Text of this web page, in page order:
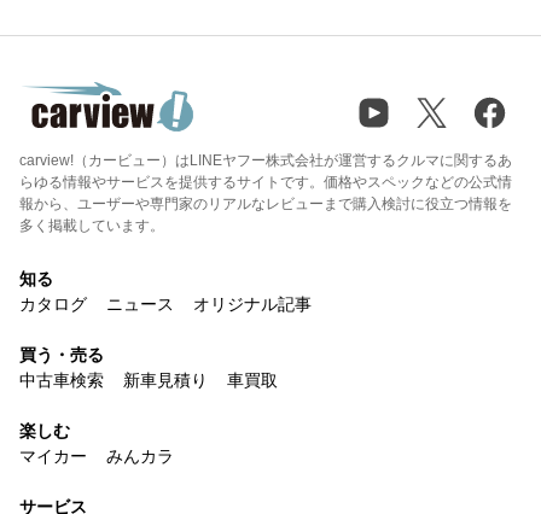
carview!（カービュー）はLINEヤフー株式会社が運営するクルマに関するあ
らゆる情報やサービスを提供するサイトです。価格やスペックなどの公式情
報から、ユーザーや専門家のリアルなレビューまで購入検討に役立つ情報を
多く掲載しています。
知る
カタログ
ニュース オリジナル記事
買う・売る
中古車検索
新車見積り 車買取
楽しむ
マイカー
みんカラ
サービス